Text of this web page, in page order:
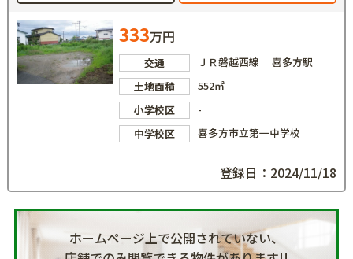
333万円
交通
ＪＲ磐越西線 喜多方駅
土地面積
552㎡
小学校区
-
中学校区
喜多方市立第一中学校
登録日：2024/11/18
ホームページ上で公開されていない、